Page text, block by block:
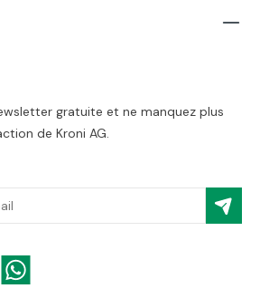
gratuite et ne manquez plus
de Kroni AG.